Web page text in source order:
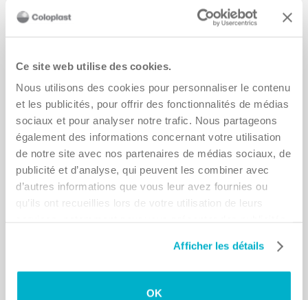
Ce site web utilise des cookies.
Nous utilisons des cookies pour personnaliser le contenu
et les publicités, pour offrir des fonctionnalités de médias
sociaux et pour analyser notre trafic. Nous partageons
également des informations concernant votre utilisation
de notre site avec nos partenaires de médias sociaux, de
publicité et d’analyse, qui peuvent les combiner avec
d’autres informations que vous leur avez fournies ou
qu’ils ont recueillies lors de votre utilisation de leurs
modifier votre consentement à tout moment en cliquant
sur « Paramètres des cookies ». Veuillez consulter notre
Afficher les détails
OK
Nos programmes de soins, conçus pour les
personnes vivant avec une stomie et les personnes
utilisant des cathéters intermittents, offrent des
conseils simples, un soutien personnalisé et de
l'inspiration. Les soins sont disponibles quand vous
en avez besoin. Notre équipe dévouée de
conseillers et de spécialistes est là pour vous aider à
vivre une vie meilleure en vous aidant à faire plus de
Inscrivez-vous aujourd'hui!